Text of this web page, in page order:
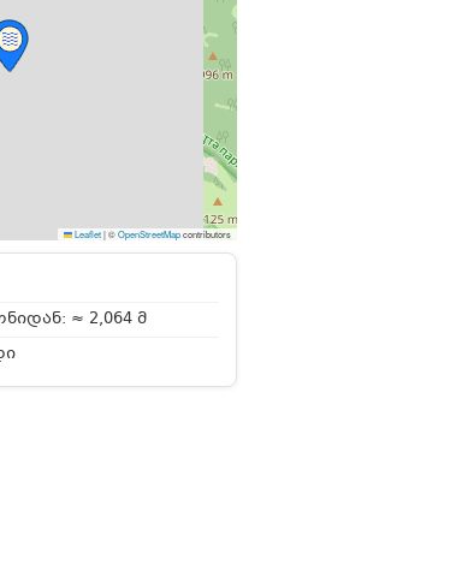
Leaflet|©OpenStreetMapcontributors
≈ 2,064 მ